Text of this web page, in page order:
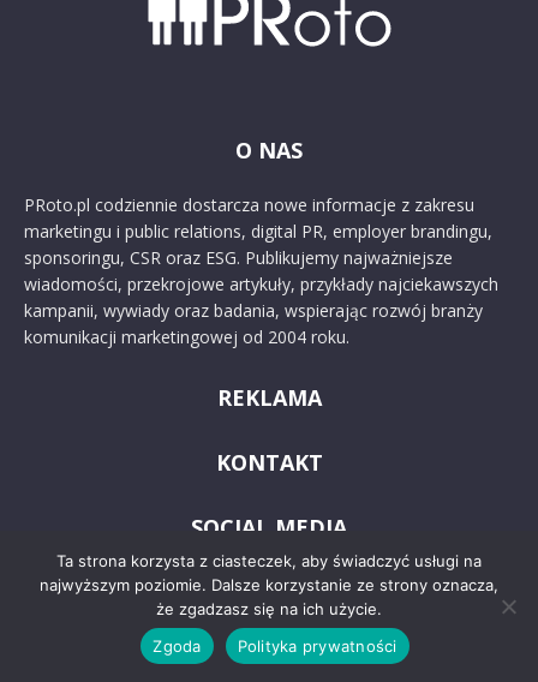
O NAS
PRoto.pl codziennie dostarcza nowe informacje z zakresu
marketingu i public relations, digital PR, employer brandingu,
sponsoringu, CSR oraz ESG. Publikujemy najważniejsze
wiadomości, przekrojowe artykuły, przykłady najciekawszych
kampanii, wywiady oraz badania, wspierając rozwój branży
komunikacji marketingowej od 2004 roku.
REKLAMA
KONTAKT
SOCIAL MEDIA
Ta strona korzysta z ciasteczek, aby świadczyć usługi na
najwyższym poziomie. Dalsze korzystanie ze strony oznacza,
że zgadzasz się na ich użycie.
Zgoda
Polityka prywatności